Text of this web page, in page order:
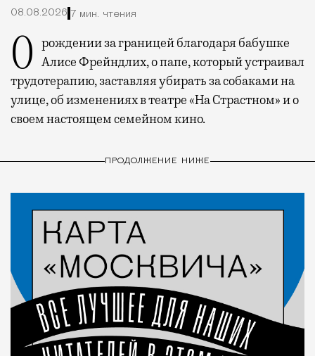
08.08.2026 7 мин. чтения
О рождении за границей благодаря бабушке Алисе Фрейндлих, о папе, который устраивал
трудотерапию, заставляя убирать за собаками на
улице, об изменениях в театре «На Страстном» и о
своем настоящем семейном кино.
ПРОДОЛЖЕНИЕ НИЖЕ